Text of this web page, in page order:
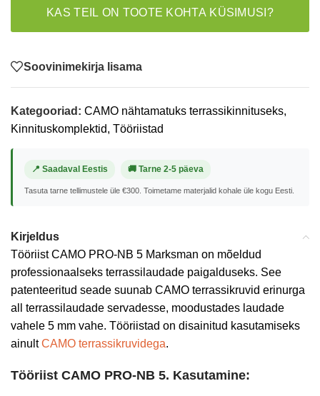
KAS TEIL ON TOOTE KOHTA KÜSIMUSI?
Soovinimekirja lisama
Kategooriad: CAMO nähtamatuks terrassikinnituseks,
Kinnituskomplektid, Tööriistad
📍 Saadaval Eestis 🚚 Tarne 2-5 päeva
Tasuta tarne tellimustele üle €300. Toimetame materjalid kohale üle kogu Eesti.
Kirjeldus
Tööriist CAMO PRO-NB 5 Marksman on mõeldud
professionaalseks terrassilaudade paigalduseks. See
patenteeritud seade suunab CAMO terrassikruvid erinurga
all terrassilaudade servadesse, moodustades laudade
vahele 5 mm vahe. Tööriistad on disainitud kasutamiseks
ainultCAMO terrassikruvidega.
Tööriist CAMO PRO-NB 5. Kasutamine: